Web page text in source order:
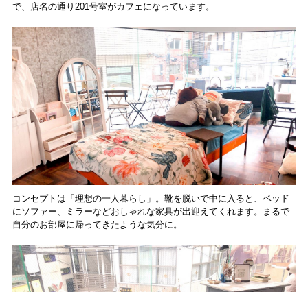
で、店名の通り201号室がカフェになっています。
コンセプトは「理想の一人暮らし」。靴を脱いで中に入ると、ベッド
にソファー、ミラーなどおしゃれな家具が出迎えてくれます。まるで
自分のお部屋に帰ってきたような気分に。